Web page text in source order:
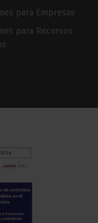
para Empresas
para Recursos